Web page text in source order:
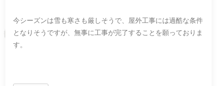
今シーズンは雪も寒さも厳しそうで、屋外工事には過酷な条件
となりそうですが、無事に工事が完了することを願っておりま
す。